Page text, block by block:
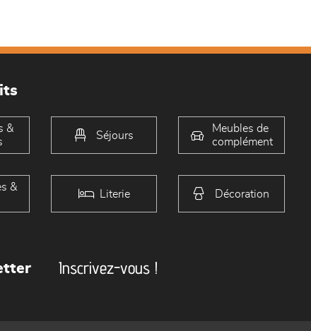
&
Séjours
Meubles de
complément
&
Literie Décoration
Inscrivez-vous !